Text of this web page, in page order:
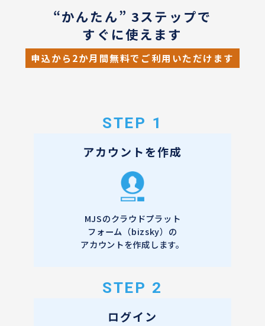
“かんたん” 3ステップで
すぐに使えます
申込から2か月間無料でご利用いただけます
STEP 1
アカウントを作成
MJSのクラウドプラット
フォーム（bizsky）の
アカウントを作成します。
STEP 2
ログイン